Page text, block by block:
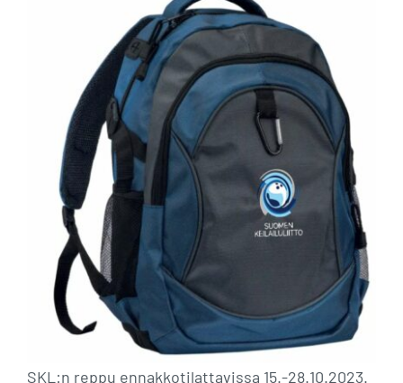
SKL:n reppu ennakkotilattavissa 15.-28.10.2023.